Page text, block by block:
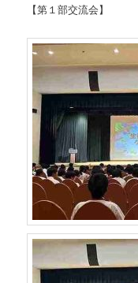
【第１部交流会】